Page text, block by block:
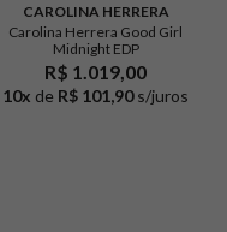
CAROLINA HERRERA
Carolina Herrera Good Girl
Midnight EDP
R$ 1.019,00
10x de R$ 101,90 s/juros